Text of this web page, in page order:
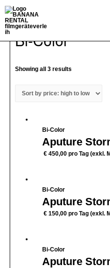
Zum
Inhalt
springenHome/Licht
Bi-Color
Showing all 3 results
Bi-Color
Aputure
€ 450,00 pro Tag (exkl.
Bi-Color
Aputure
€ 150,00 pro Tag (exkl.
Bi-Color
Aputure